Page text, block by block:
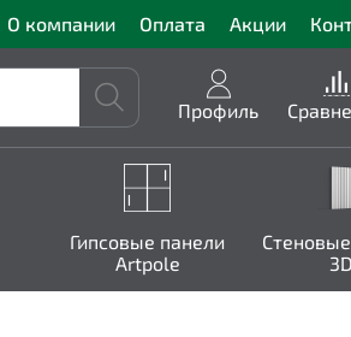
О компании Оплата Акции
Профиль
Гипсовые панели
Artpole
3D